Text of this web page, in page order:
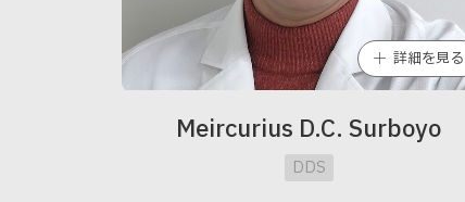
詳細を見る
Meircurius D.C. Surboyo
DDS